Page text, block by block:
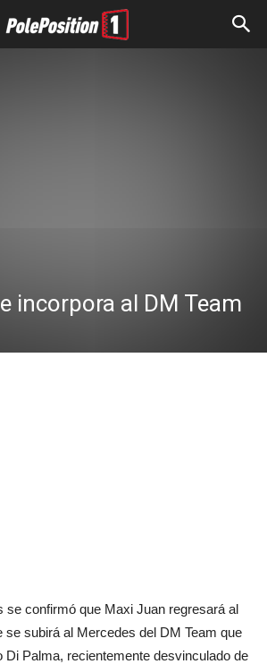
incorpora al DM Team
se confirmó que Maxi Juan regresará al
se subirá al Mercedes del DM Team que
Di Palma, recientemente desvinculado de